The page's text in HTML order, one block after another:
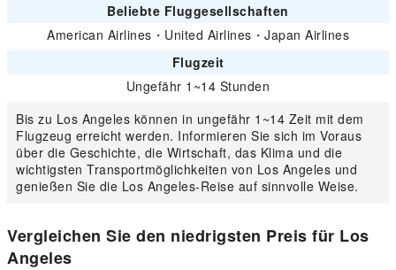
Beliebte Fluggesellschaften
American Airlines ・ United Airlines ・ Japan Airlines
Flugzeit
Ungefähr 1~14 Stunden
Bis zu Los Angeles können in ungefähr 1~14 Zeit mit dem
Flugzeug erreicht werden. Informieren Sie sich im Voraus
über die Geschichte, die Wirtschaft, das Klima und die
wichtigsten Transportmöglichkeiten von Los Angeles und
genießen Sie die Los Angeles-Reise auf sinnvolle Weise.
Vergleichen Sie den niedrigsten Preis für Los
Angeles